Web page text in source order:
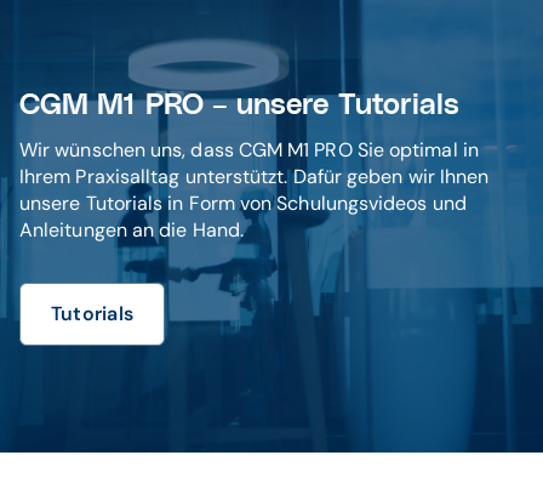
CGM M1 PRO – unsere Tutorials
Wir wünschen uns, dass CGM M1 PRO Sie optimal in
Ihrem Praxisalltag unterstützt. Dafür geben wir Ihnen
unsere Tutorials in Form von Schulungsvideos und
Anleitungen an die Hand.
Tutorials